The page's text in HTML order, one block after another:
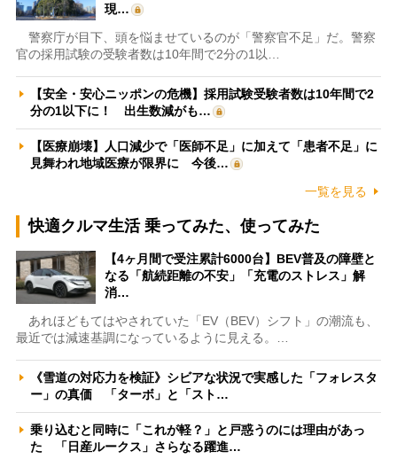
現…
警察庁が目下、頭を悩ませているのが「警察官不足」だ。警察
官の採用試験の受験者数は10年間で2分の1以…
【安全・安心ニッポンの危機】採用試験受験者数は10年間で2
分の1以下に！ 出生数減がも…
【医療崩壊】人口減少で「医師不足」に加えて「患者不足」に
見舞われ地域医療が限界に 今後…
一覧を見る
快適クルマ生活 乗ってみた、使ってみた
【4ヶ月間で受注累計6000台】BEV普及の障壁と
なる「航続距離の不安」「充電のストレス」解
消…
あれほどもてはやされていた「EV（BEV）シフト」の潮流も、
最近では減速基調になっているように見える。…
《雪道の対応力を検証》シビアな状況で実感した「フォレスタ
ー」の真価 「ターボ」と「スト…
乗り込むと同時に「これが軽？」と戸惑うのには理由があっ
た 「日産ルークス」さらなる躍進…